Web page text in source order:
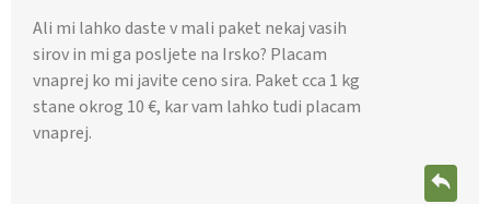
Ali mi lahko daste v mali paket nekaj vasih
sirov in mi ga posljete na Irsko? Placam
vnaprej ko mi javite ceno sira. Paket cca 1 kg
stane okrog 10 €, kar vam lahko tudi placam
vnaprej.